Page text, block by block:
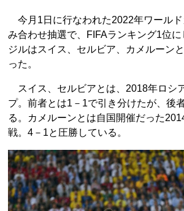
今月1日に行なわれた2022年ワールド
み合わせ抽選で、FIFAランキング1位
ジルはスイス、セルビア、カメルーン
った。
スイス、セルビアとは、2018年ロシ
プ。前者とは1－1で引き分けたが、後
る。カメルーンとは自国開催だった
戦。4－1と圧勝している。